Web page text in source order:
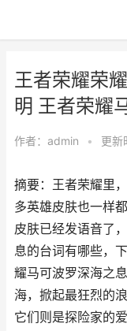
王者荣耀荣
明 王者荣耀
作者： admin • 更
摘要：王者荣耀里
多英雄皮肤也一样
皮肤已经发语音了
息的台词有哪些，
耀马可波罗深海之
海，掀起最狂烈的
它们则是探险家的